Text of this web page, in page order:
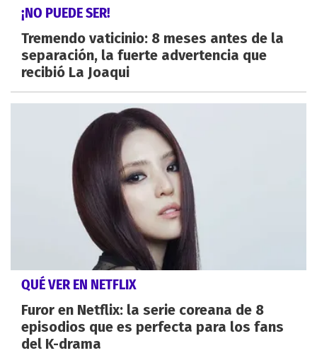
¡NO PUEDE SER!
Tremendo vaticinio: 8 meses antes de la
separación, la fuerte advertencia que
recibió La Joaqui
QUÉ VER EN NETFLIX
Furor en Netflix: la serie coreana de 8
episodios que es perfecta para los fans
del K-drama